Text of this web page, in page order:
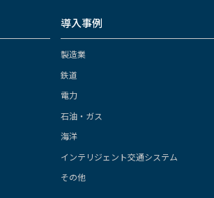
導入事例
製造業
鉄道
電力
石油・ガス
海洋
インテリジェント交通システム
その他